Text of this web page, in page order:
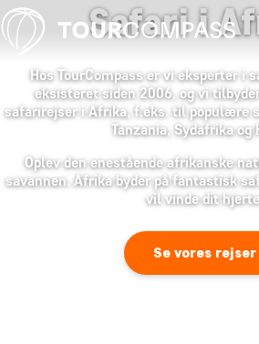
Safari i
Hos TourCompass er vi eksperter i
eksisteret siden 2006, og vi
safarirejser i Afrika, f.eks. til populære
Tanzania, Sydafrika og
Oplev den enestående afrikanske
savannen. Afrika byder på fantastisk
vil vinde dit
Se vores rejser